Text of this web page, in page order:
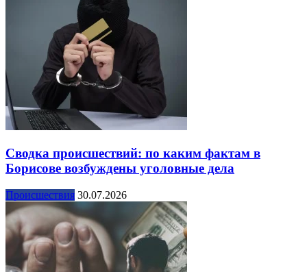
Сводка происшествий: по каким фактам в
Борисове возбуждены уголовные дела
Происшествия 30.07.2026